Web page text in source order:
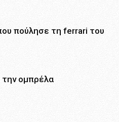
πούλησε τη ferrari του
την ομπρέλα